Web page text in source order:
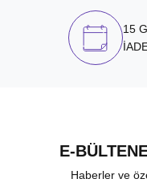
15
E-
Haberler ve